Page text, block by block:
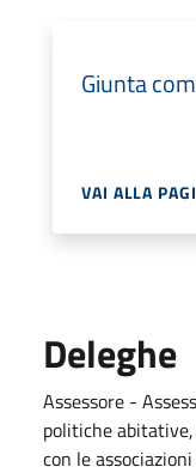
Giunta
VAI ALLA
Deleghe
Assessore -
politiche
con le